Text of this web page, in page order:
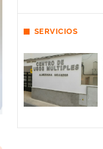
SERVICIOS